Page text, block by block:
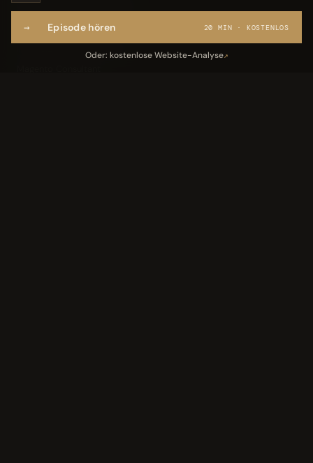
Webseite per Sprache
→ Episode hören 20 MIN · KOSTENLOS
Oder: kostenlose Website-Analyse↗